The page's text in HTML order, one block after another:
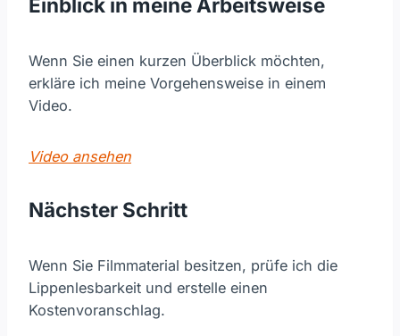
Einblick in meine Arbeitsweise
Wenn Sie einen kurzen Überblick möchten,
erkläre ich meine Vorgehensweise in einem
Video.
Video ansehen
Nächster Schritt
Wenn Sie Filmmaterial besitzen, prüfe ich die
Lippenlesbarkeit und erstelle einen
Kostenvoranschlag.